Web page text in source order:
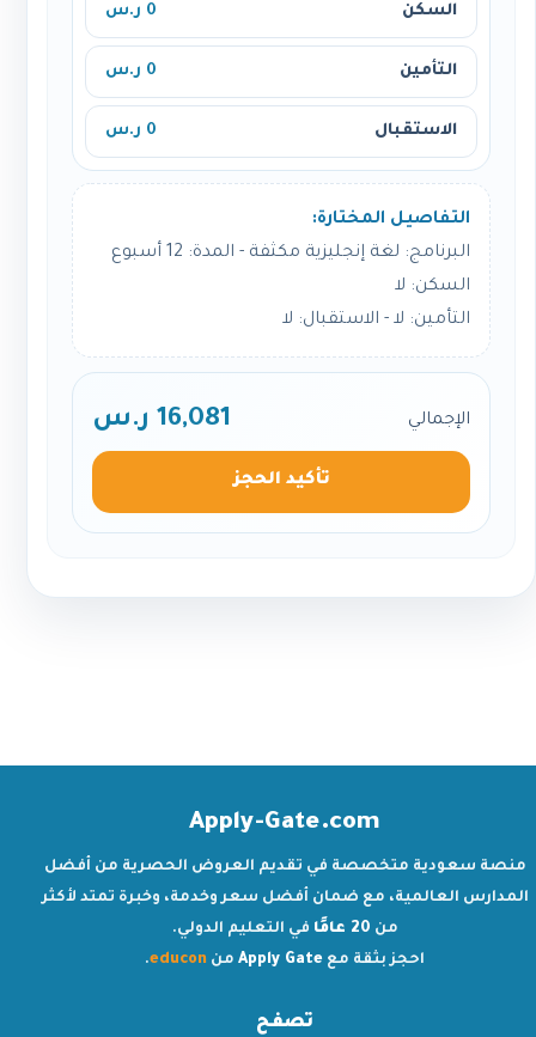
السكن 0 ر.س
التأمين 0 ر.س
الاستقبال 0 ر.س
التفاصيل المختارة:
البرنامج: لغة إنجليزية مكثفة - المدة: 12 أسبوع
السكن: لا
التأمين: لا - الاستقبال: لا
الإجمالي 16,081 ر.س
تأكيد الحجز
Apply-Gate.com
منصة سعودية متخصصة في تقديم العروض الحصرية من أفضل
المدارس العالمية، مع ضمان أفضل سعر وخدمة، وخبرة تمتد لأكثر
من 20 عامًا
في التعليم الدولي.
احجز بثقة مع Apply Gate من educon
.
تصفح